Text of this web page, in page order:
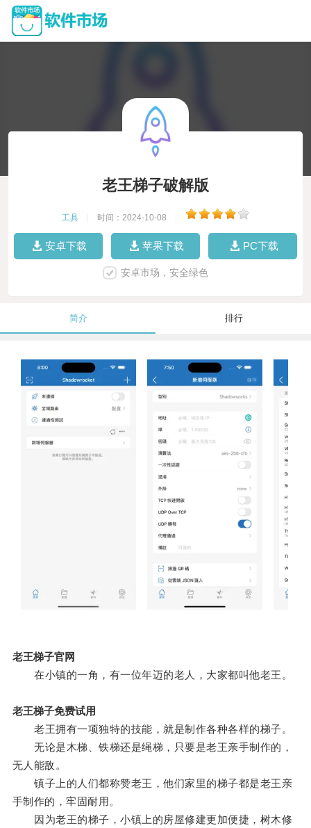
老王梯子破解版
工具 时间：2024-10-08
安卓下载 苹果下载 PC下载
安卓市场，安全绿色
简介 排行
老王梯子官网
在小镇的一角，有一位年迈的老人，大家都叫他老王。
老王梯子免费试用
老王拥有一项独特的技能，就是制作各种各样的梯子。
无论是木梯、铁梯还是绳梯，只要是老王亲手制作的，
无人能敌。
镇子上的人们都称赞老王，他们家里的梯子都是老王亲
手制作的，牢固耐用。
因为老王的梯子，小镇上的房屋修建更加便捷，树木修